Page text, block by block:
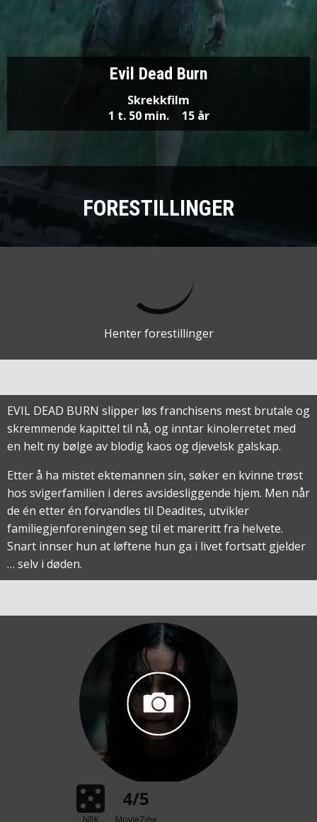
Evil Dead Burn
Skrekkfilm
1 t. 50 min.
15 år
FORESTILLINGER
Henter forestillinger
EVIL DEAD BURN slipper løs franchisens mest brutale og
skremmende kapittel til nå, og inntar kinolerretet med
en helt ny bølge av blodig kaos og djevelsk galskap.
Etter å ha mistet ektemannen sin, søker en kvinne trøst
hos svigerfamilien i deres avsidesliggende hjem. Men når
de én etter én forvandles til Deadites, utvikler
familiegjenforeningen seg til et mareritt fra helvete.
Snart innser hun at løftene hun ga i livet fortsatt gjelder
… selv i døden.
4/5